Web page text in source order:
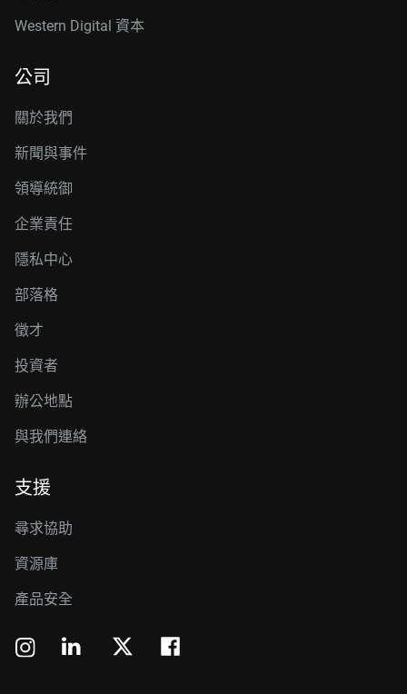
Western Digital 資本
公司
關於我們
新聞與事件
領導統御
企業責任
隱私中心
部落格
徵才
投資者
辦公地點
與我們連絡
支援
尋求協助
資源庫
產品安全